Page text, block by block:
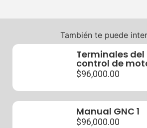
También te puede
Terminales
control de
$96,000.00
Manual GNC 1
$96,000.00